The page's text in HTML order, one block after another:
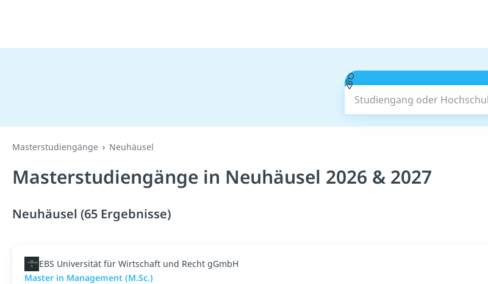
Studiengang oder Hochschule
Masterstudiengänge Neuhäusel
Masterstudiengänge in Neuhäusel 2026 & 2027
Neuhäusel (65 Ergebnisse)
EBS Universität für Wirtschaft und Recht gGmbH
Master in Management (M.Sc.)